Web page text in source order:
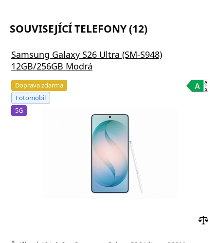
SOUVISEJÍCÍ TELEFONY (12)
Samsung Galaxy S26 Ultra (SM-S948)
12GB/256GB Modrá
Doprava zdarma
Fotomobil
5G